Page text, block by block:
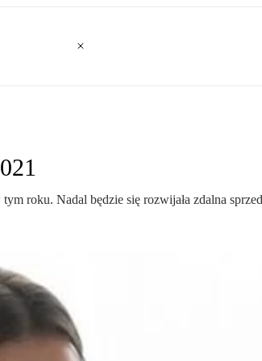
roku. Nadal będzie się rozwijała zdalna